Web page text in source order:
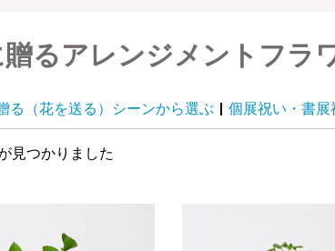
るアレンジメントフラ
る（花を送る）シーンから選ぶ | 個展祝い・書展
見つかりました